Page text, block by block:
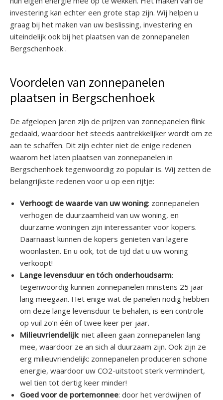
investering kan echter een grote stap zijn. Wij helpen u
graag bij het maken van uw beslissing, investering en
uiteindelijk ook bij het plaatsen van de zonnepanelen
Bergschenhoek .
Voordelen van zonnepanelen
plaatsen in Bergschenhoek
De afgelopen jaren zijn de prijzen van zonnepanelen flink
gedaald, waardoor het steeds aantrekkelijker wordt om ze
aan te schaffen. Dit zijn echter niet de enige redenen
waarom het laten plaatsen van zonnepanelen in
Bergschenhoek tegenwoordig zo populair is. Wij zetten de
belangrijkste redenen voor u op een rijtje:
Verhoogt de waarde van uw woning: zonnepanelen
verhogen de duurzaamheid van uw woning, en
duurzame woningen zijn interessanter voor kopers.
Daarnaast kunnen de kopers genieten van lagere
woonlasten. En u ook, tot de tijd dat u uw woning
verkoopt!
Lange levensduur en tóch onderhoudsarm:
tegenwoordig kunnen zonnepanelen minstens 25 jaar
lang meegaan. Het enige wat de panelen nodig hebben
om deze lange levensduur te behalen, is een controle
op vuil zo’n één of twee keer per jaar.
Milieuvriendelijk: niet alleen gaan zonnepanelen lang
mee, waardoor ze an sich al duurzaam zijn. Ook zijn ze
erg milieuvriendelijk: zonnepanelen produceren schone
energie, waardoor uw CO2-uitstoot sterk vermindert,
wel tien tot dertig keer minder!
Goed voor de portemonnee: door het verdwijnen of